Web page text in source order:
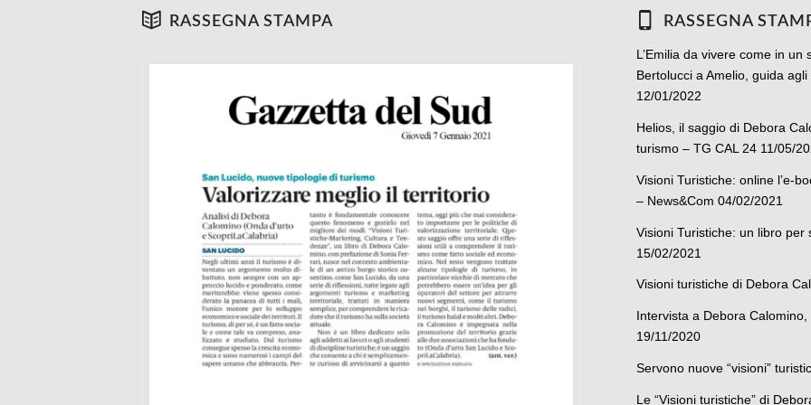
RASSEGNA STAMPA RASSEGNA
L’Emilia da vivere come in
Bertolucci a Amelio, guida
12/01/2022
Helios, il saggio di Debora
turismo – TG CAL 24 11/05/
Visioni Turistiche: online l’e-
– News&Com 04/02/2021
Visioni Turistiche: un libro
15/02/2021
Visioni turistiche di Debora
Intervista a Debora
19/11/2020
Servono nuove “visioni”
Le “Visioni turistiche” di